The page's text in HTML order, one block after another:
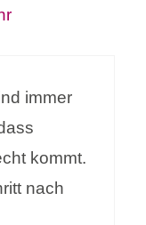
immer
kommt.
nach